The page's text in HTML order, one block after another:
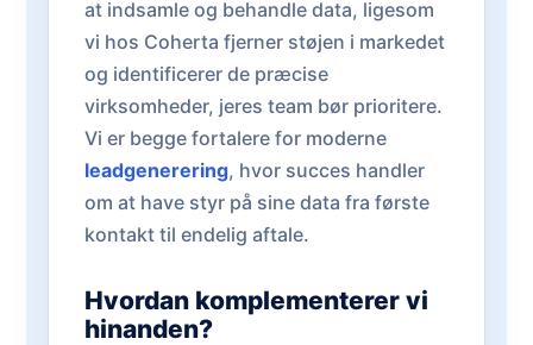
at indsamle og behandle data, ligesom
vi hos Coherta fjerner støjen i markedet
og identificerer de præcise
virksomheder, jeres team bør prioritere.
Vi er begge fortalere for moderne
leadgenerering, hvor succes handler
om at have styr på sine data fra første
kontakt til endelig aftale.
Hvordan komplementerer vi
hinanden?